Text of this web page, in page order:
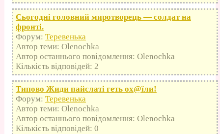
Сьогодні головний миротворець — солдат на
фронті.
Форум: Теревенька
Автор теми: Olenochka
Автор останнього повідомлення: Olenochka
Кількість відповідей: 2
Типово Жиди пайслаті геть оx@їли!
Форум: Теревенька
Автор теми: Olenochka
Автор останнього повідомлення: Olenochka
Кількість відповідей: 0